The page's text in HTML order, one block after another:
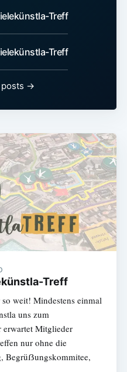
Treff
Treff
→
Treff
weit! Mindestens einmal
uns zum
erwartet Mitglieder
nur ohne die
Begrüẞungskommitee,